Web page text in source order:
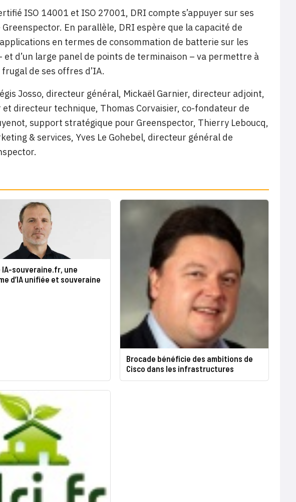
ISO 14001 et ISO 27001, DRI compte s’appuyer sur ses
En parallèle, DRI espère que la capacité de
en termes de consommation de batterie sur les
d’un large panel de points de terminaison – va permettre à
de ses offres d’IA.
Josso, directeur général, Mickaël Garnier, directeur adjoint,
directeur technique, Thomas Corvaisier, co-fondateur de
support stratégique pour Greenspector, Thierry Leboucq,
& services, Yves Le Gohebel, directeur général de
IA-souveraine.fr, une
d’IA unifiée et souveraine
Brocade bénéficie des ambitions de
Cisco dans les infrastructures